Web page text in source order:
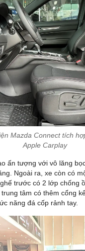
Mazda Connect tích
Apple Carplay
ấn tượng với vô lăng
Ngoài ra, xe còn có
trước có 2 lớp chống
tâm có thêm cổng
năng đá cốp rảnh tay.